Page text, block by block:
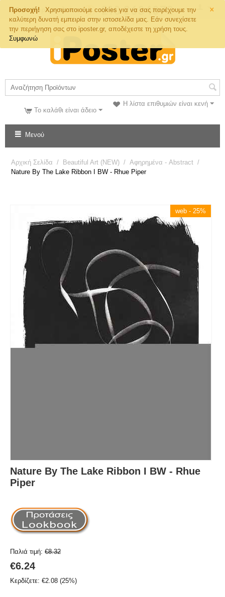
×
Προσοχή!
Χρησιμοποιούμε cookies για να σας παρέχουμε την
καλύτερη δυνατή εμπειρία στην ιστοσελίδα μας. Εάν συνεχίσετε
την περιήγηση σας στο iposter.gr, αποδέχεστε τη χρήση τους.
Συμφωνώ
Τηλ. Παραγγελιών
Η λίστα επιθυμιών είναι κενή
Το καλάθι είναι άδειο
Μενού
Αρχική Σελίδα / Beautiful Art (NEW) / Αφηρημένα - Abstract /
Nature By The Lake Ribbon I BW - Rhue Piper
web - 25%
Nature By The Lake Ribbon I BW - Rhue
Piper
Παλιά τιμή: €8.32
€6.24
Κερδίζετε: €2.08 (25%)